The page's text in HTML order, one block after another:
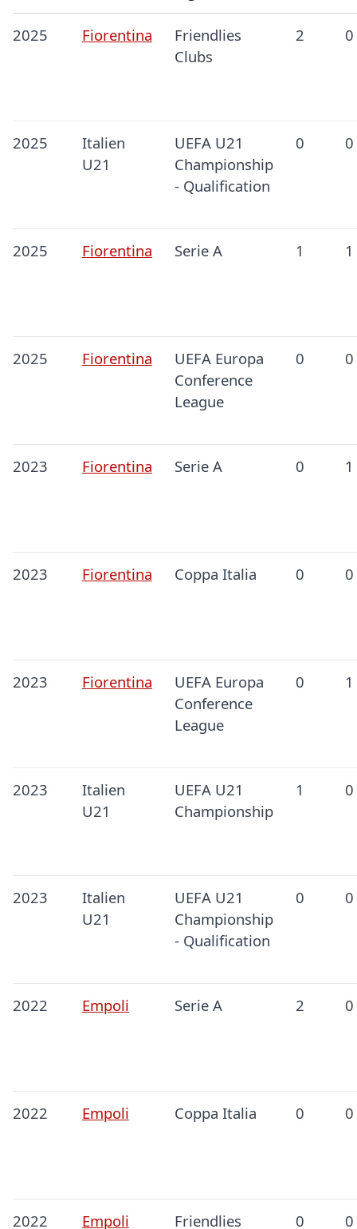
2025 Fiorentina
Friendlies
Clubs
2 0
2025
Italien
U21
UEFA U21
Championship
- Qualification
0 0
2025 Fiorentina Serie A 1 1
2025 Fiorentina
UEFA Europa
Conference
League
0 0
2023 Fiorentina Serie A 0 1
2023 Fiorentina Coppa Italia 0 0
2023 Fiorentina
UEFA Europa
Conference
League
0 1
2023
Italien
U21
UEFA U21
Championship
1 0
2023
Italien
U21
UEFA U21
Championship
- Qualification
0 0
2022 Empoli Serie A 2 0
2022 Empoli Coppa Italia 0 0
2022 Empoli
Friendlies
0 0